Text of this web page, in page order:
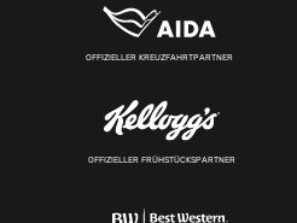
OFFIZIELLER KREUZFAHRTPARTNER
OFFIZIELLER FRÜHSTÜCKSPARTNER